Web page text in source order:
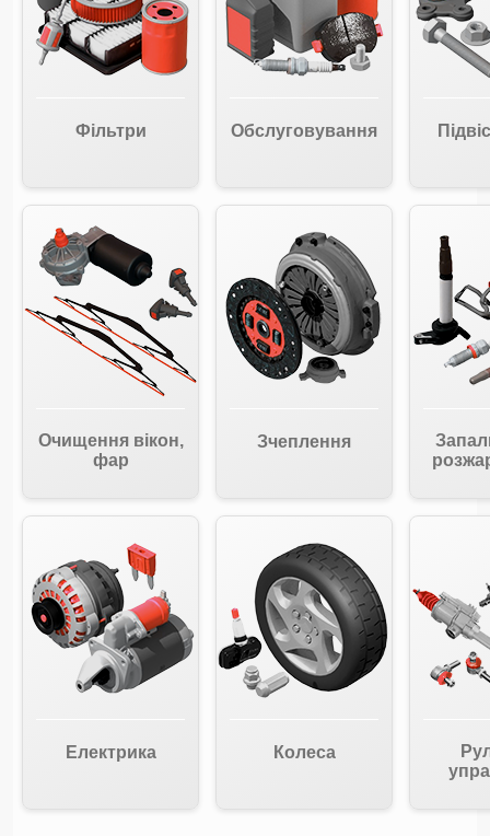
Фільтри Обслуговування
Очищення вікон,
фар
Зчеплення
Електрика Колеса